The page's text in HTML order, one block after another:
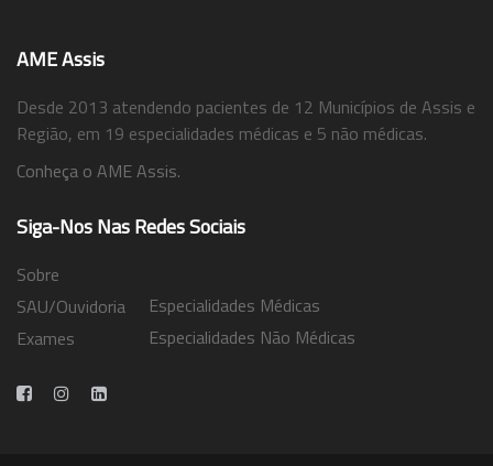
AME Assis
Desde 2013 atendendo pacientes de 12 Municípios de Assis e
Região, em 19 especialidades médicas e 5 não médicas.
Conheça o AME Assis.
Siga-Nos Nas Redes Sociais
Sobre
SAU/Ouvidoria
Exames
Especialidades Médicas
Especialidades Não Médicas